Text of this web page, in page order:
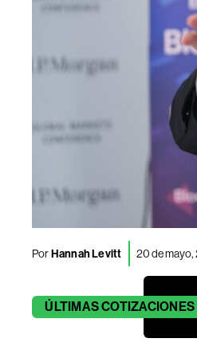
PorHannah Levitt 20 de mayo,
ÚLTIMASCOTIZACIONES